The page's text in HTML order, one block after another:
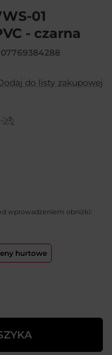
01
- czarna
do listy zakupowej
wprowadzeniem obniżki:
hurtowe